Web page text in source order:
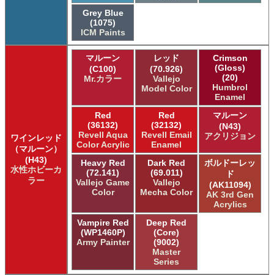
Grey Blue
(1075)
ICM Paints
ワインレッド
（マルーン）
(H43)
水性ホビーカ
ラー
マルーン
(C100)
Mr.カラー
レッド
(70.926)
Vallejo
Model Color
Crimson
(Gloss)
(20)
Humbrol
Enamel
Red
(36132)
Revell Aqua
Color Acrylic
Red
(32132)
Revell Email
Enamel
マルーン
(N43)
アクリジョン
Heavy Red
(72.141)
Vallejo Game
Color
Dark Red
(69.011)
Vallejo
Mecha Color
ボルドーレッ
ド
(AK11094)
AK 3rd Gen
Acrylics
Vampire Red
(WP1460P)
Army Painter
Deep Red
(Core)
(9002)
Master
Series